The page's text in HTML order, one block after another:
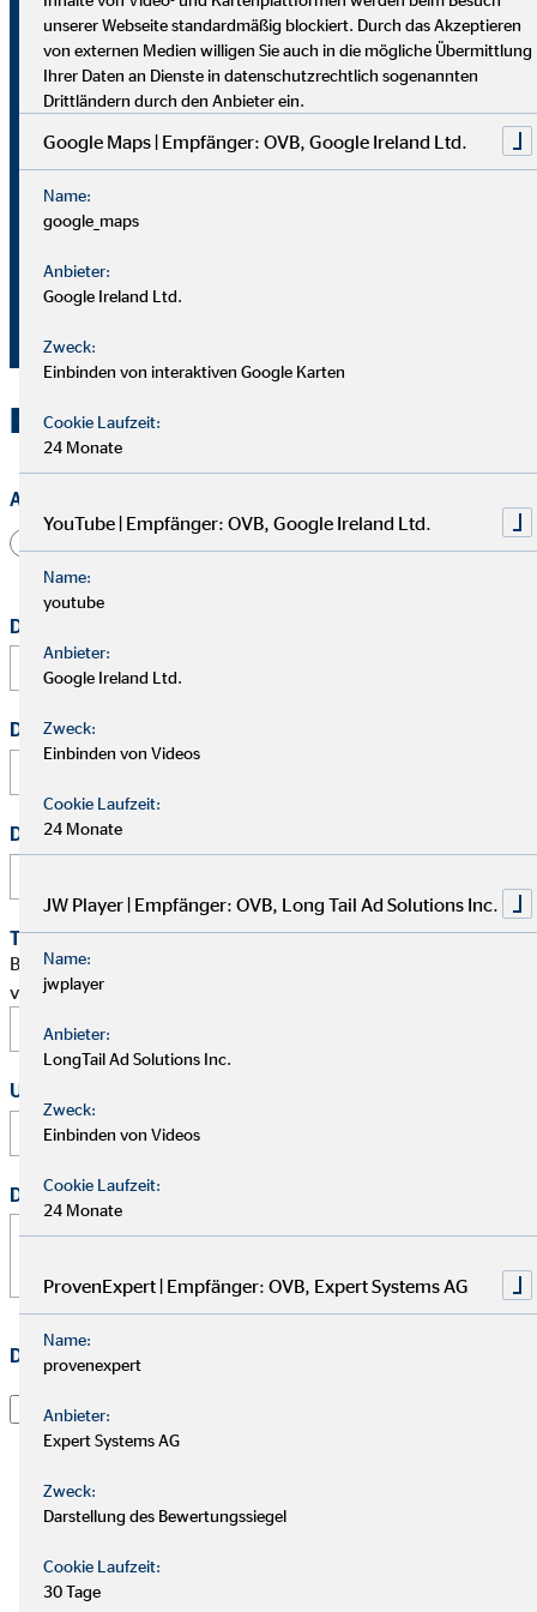
Generalagent für die OVB
Vermögensberatung AG
Rogahnerstr. 38a
19061 Schwerin
+49 385 64109814
agetto@ovb.de
Kontakt zu OVB in Schwerin
Anrede
Dein vollständiger Name
Deine E-Mail Adresse
Deine Telefonnummer
Terminwunsch
Bitte schlage mir einen Termin für ein persönliches Gespräch
vor.
Uhrzeit
Deine Nachricht *
Datenschutz
darin ein, dass die OVB Vermögensberatung AG die von
mir übermittelten Informationen und Kontaktdaten
dazu verwendet, um mit mir anlässlich meiner Anfrage
in Verbindung zu treten, hierüber zu kommunizieren
insbesondere für die Verwendung der E-Mail-Adresse
und der Telefonnummer zum vorgenannten Zweck. Die
unserer Webseite standardmäßig blockiert. Durch das Akzeptieren
von externen Medien willigen Sie auch in die mögliche Übermittlung
Ihrer Daten an Dienste in datenschutzrechtlich sogenannten
Drittländern durch den Anbieter ein.
Google Maps | Empfänger: OVB, Google Ireland Ltd.
Name:
google_maps
Anbieter:
Google Ireland Ltd.
Zweck:
Einbinden von interaktiven Google Karten
Cookie Laufzeit:
24 Monate
YouTube | Empfänger: OVB, Google Ireland Ltd.
Name:
youtube
Anbieter:
Google Ireland Ltd.
Zweck:
Einbinden von Videos
Cookie Laufzeit:
24 Monate
JW Player | Empfänger: OVB, Long Tail Ad Solutions Inc.
Name:
jwplayer
Anbieter:
LongTail Ad Solutions Inc.
Zweck:
Einbinden von Videos
Cookie Laufzeit:
24 Monate
ProvenExpert | Empfänger: OVB, Expert Systems AG
Name:
provenexpert
Anbieter:
Expert Systems AG
Zweck:
Darstellung des Bewertungssiegel
Cookie Laufzeit:
30 Tage